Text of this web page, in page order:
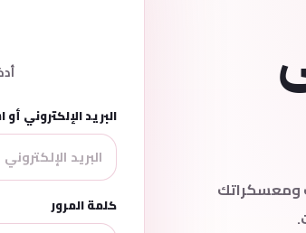
البريد الإلكتروني
كلمة المرور
ومعسكراتك